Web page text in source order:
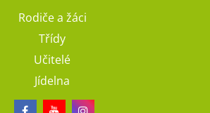
Rodiče a žáci
Třídy
Učitelé
Jídelna